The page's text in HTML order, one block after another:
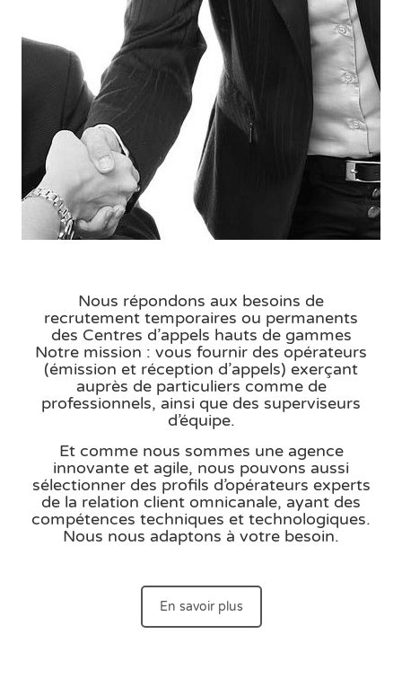
Nous répondons aux besoins de
recrutement temporaires ou permanents
des Centres d’appels hauts de gammes
Notre mission : vous fournir des opérateurs
(émission et réception d’appels) exerçant
auprès de particuliers comme de
professionnels, ainsi que des superviseurs
d’équipe.
Et comme nous sommes une agence
innovante et agile, nous pouvons aussi
sélectionner des profils d’opérateurs experts
de la relation client omnicanale, ayant des
compétences techniques et technologiques.
Nous nous adaptons à votre besoin.
En savoir plus